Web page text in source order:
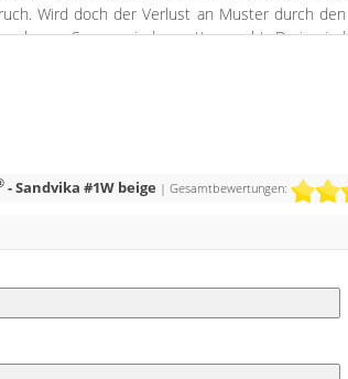
Wird doch der Verlust an Muster durch den
oberen Saums wieder wettgemacht. Darin sind
lassen sich die Gardinensegmente schnell
- Sandvika #1W beige | Gesamtbewertungen: